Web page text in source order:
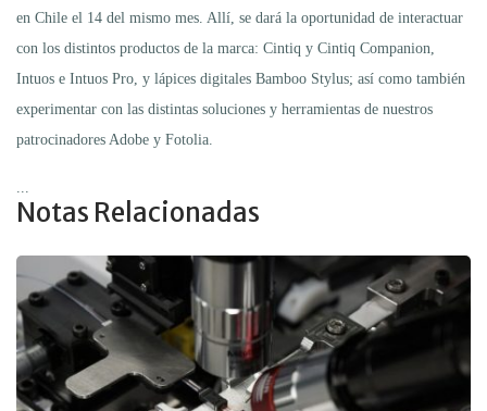
en Chile el 14 del mismo mes. Allí, se dará la oportunidad de interactuar
con los distintos productos de la marca: Cintiq y Cintiq Companion,
Intuos e Intuos Pro, y lápices digitales Bamboo Stylus; así como también
experimentar con las distintas soluciones y herramientas de nuestros
patrocinadores Adobe y Fotolia.
Notas Relacionadas